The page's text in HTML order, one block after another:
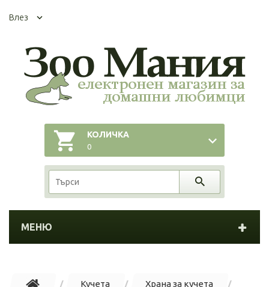
Влез
КОЛИЧКА
0
МЕНЮ
Кучета Храна за кучета